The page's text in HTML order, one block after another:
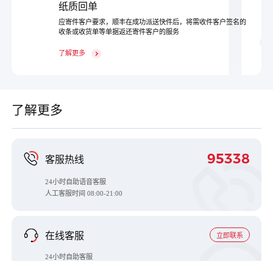
纸质回单
应寄件客户要求，顺丰在成功派送快件后，将需收件客户签名的
收条或收货单等单据返还寄件客户的服务
了解更多
了解更多
客服热线 95338
24小时自助语音客服
人工客服时间 08:00-21:00
在线客服 立即联系
24小时自助客服